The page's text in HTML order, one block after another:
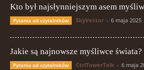
Kto był najsłynniejszym asem
Pytania od czytelników SkyVector - 6 maja 2025
Jakie są najnowsze myśliwce świata?
Pytania od czytelników CtrlTowerTalk - 6 maja